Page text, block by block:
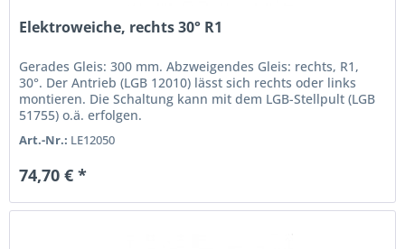
Elektroweiche, rechts 30° R1
Gerades Gleis: 300 mm. Abzweigendes Gleis: rechts, R1,
30°. Der Antrieb (LGB 12010) lässt sich rechts oder links
montieren. Die Schaltung kann mit dem LGB-Stellpult (LGB
51755) o.ä. erfolgen.
Art.-Nr.: LE12050
74,70 € *